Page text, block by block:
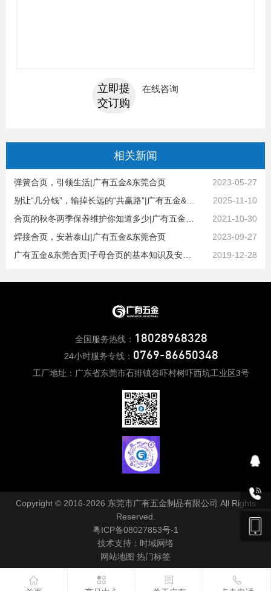
立即提
交订购
在线咨询
相关新闻
弹簧合页，引领生活|广有五金&东莞合页
2023-05-27
别让“几分钱”，输掉长远的“共赢路”|广有五金&东莞合页
2025-11-10
2021-10-30
焊接合页，安若泰山|广有五金&东莞合页
2023-09-27
广有五金&东莞合页|子母合页的基本知识及安装注意事项
2019-12-28
全国服务热线： 18028968328
24小时服务专线： 0769-86650348
工厂地址：广东省东莞市石排镇谷吓村树吓西坑工业区3号
Copyright © 2016-2026 东莞市广有五金制品有限公司 All Rights
Reserved.
粤ICP备08027853号-1
技术支持： 时域网络
网站地图 热门标签